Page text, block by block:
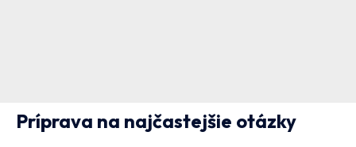
Príprava na najčastejšie otázky